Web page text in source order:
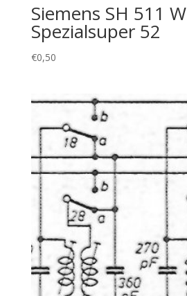
Siemens SH 511 W
Spezialsuper 52
€0,50